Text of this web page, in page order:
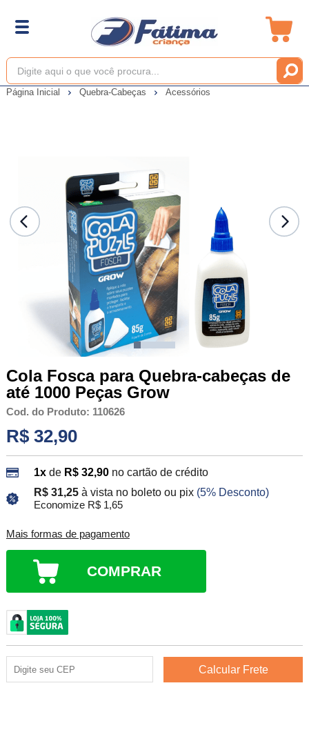
Página Inicial Quebra-Cabeças Acessórios
Cola Fosca para Quebra-cabeças de
até 1000 Peças Grow
Cod. do Produto: 110626
R$ 32,90
1xde R$ 32,90 no cartão de crédito
R$ 31,25 à vista no boleto ou pix (5% Desconto)
Economize R$ 1,65
Mais formas de pagamento
COMPRAR